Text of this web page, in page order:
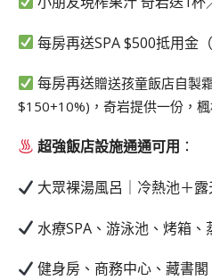
每房再送SPA $500抵用金
每房再送贈送孩童飯店自製
$150+10%)，奇岩提供一份，
超強飯店設施通通可用 ：
大眾裸湯風呂｜冷熱池＋
水療SPA、游泳池、烤箱、
健身房、商務中心、藏書閣